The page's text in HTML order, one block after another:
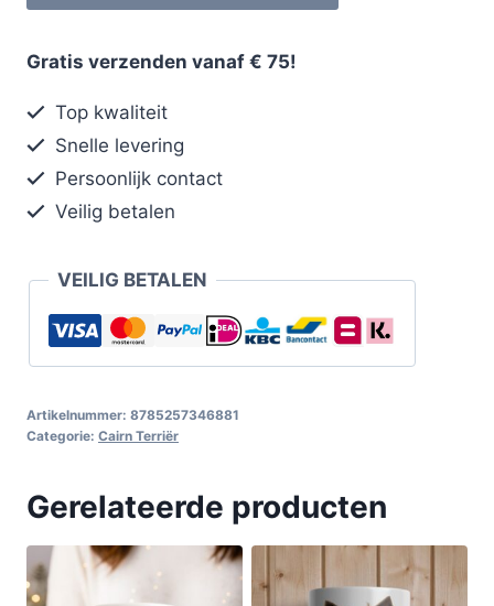
Gratis verzenden vanaf € 75!
Top kwaliteit
Snelle levering
Persoonlijk contact
Veilig betalen
VEILIG BETALEN
Artikelnummer: 8785257346881
Categorie: Cairn Terriër
Gerelateerde producten